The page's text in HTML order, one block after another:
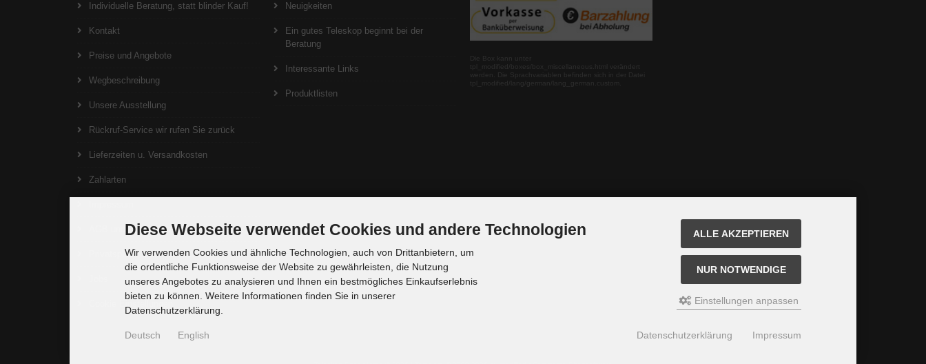
Individuelle Beratung, statt blinder Kauf!
Kontakt
Preise und Angebote
Wegbeschreibung
Unsere Ausstellung
Rückruf-Service wir rufen Sie zurück
Lieferzeiten u. Versandkosten
Zahlarten
AGB und Widerrufsrecht
Privatsphäre und Datenschutz
Neuigkeiten
Ein gutes Teleskop beginnt bei der
Beratung
Interessante Links
Produktlisten
Die Box kann unter
tpl_modified/boxes/box_miscellaneous.html verändert
werden. Die Sprachvariablen befinden sich in der Datei
Diese Webseite verwendet Cookies und andere Technologien
Wir verwenden Cookies und ähnliche Technologien, auch von Drittanbietern, um
die ordentliche Funktionsweise der Website zu gewährleisten, die Nutzung
unseres Angebotes zu analysieren und Ihnen ein bestmögliches Einkaufserlebnis
bieten zu können. Weitere Informationen finden Sie in unserer
Datenschutzerklärung.
ALLE AKZEPTIEREN
NUR NOTWENDIGE
Einstellungen anpassen
Deutsch English Datenschutzerklärung Impressum